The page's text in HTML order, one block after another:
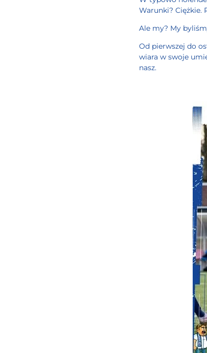
Warunki? Ciężkie.
Ale my? My
Od pierwszej do
wiara w swoje
nasz.